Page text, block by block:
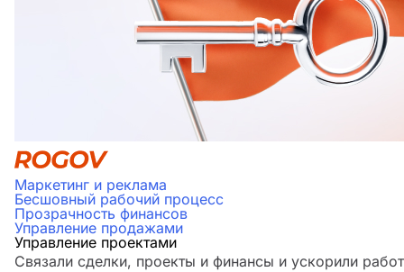
Маркетинг и реклама
Бесшовный рабочий процесс
Прозрачность финансов
Управление продажами
Управление проектами
Связали сделки, проекты и финансы и ускорили